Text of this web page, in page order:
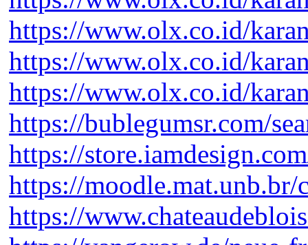
https://www.olx.co.id/
https://www.olx.co.id/
https://www.olx.co.id/
https://bublegumsr.com/
https://
https://moodle.mat.unb.br/
https://